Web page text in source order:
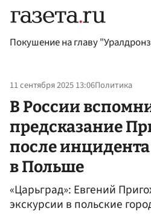
Покушение на главу
11 сентября 2025 13:06Политика
В России
предсказание
после
в Польше
«Царьград»: Евгений
экскурсии в польские